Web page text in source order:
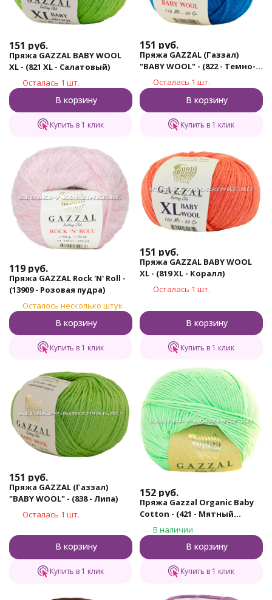
151 руб.
Пряжа GAZZAL BABY WOOL
XL - (821 XL - Салатовый)
Осталась 1 шт.
В корзину
Купить в 1 клик
151 руб.
Пряжа GAZZAL (Газзал)
"BABY WOOL" - (822 - Темно-
бирюзовый)
Осталась 1 шт.
В корзину
Купить в 1 клик
119 руб.
Пряжа GAZZAL Rock 'N' Roll -
(13909 - Розовая пудра)
Осталось несколько штук
В корзину
Купить в 1 клик
151 руб.
Пряжа GAZZAL BABY WOOL
XL - (819 XL - Коралл)
Осталась 1 шт.
В корзину
Купить в 1 клик
151 руб.
Пряжа GAZZAL (Газзал)
"BABY WOOL" - (838 - Липа)
Осталась 1 шт.
В корзину
Купить в 1 клик
152 руб.
Пряжа Gazzal Organic Baby
Cotton - (421 - Мятный
леденец)
В наличии
В корзину
Купить в 1 клик